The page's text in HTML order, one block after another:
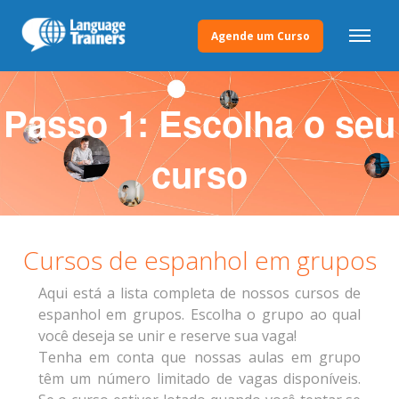
Agende um Curso
Passo 1: Escolha o seu
curso
Cursos de espanhol em grupos
Aqui está a lista completa de nossos cursos de
espanhol em grupos. Escolha o grupo ao qual
você deseja se unir e reserve sua vaga!
Tenha em conta que nossas aulas em grupo
têm um número limitado de vagas disponíveis.